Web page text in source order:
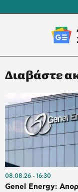
Διαβάστε
08.08.26 16:30
Genel Energy: